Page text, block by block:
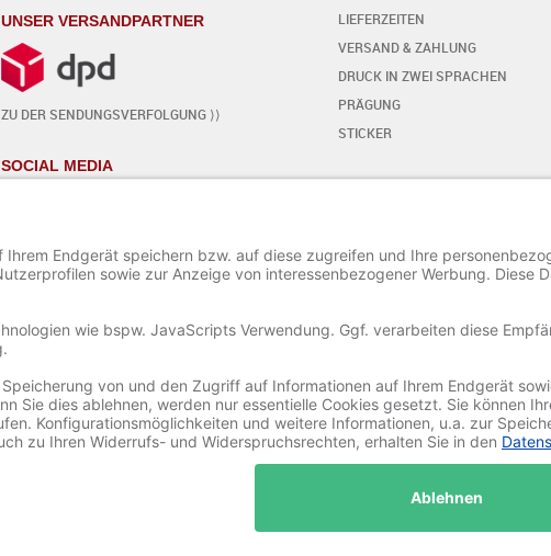
UNSER VERSANDPARTNER
ZU DER SENDUNGSVERFOLGUNG ⟩⟩
SOCIAL MEDIA
LIEFERZEITEN
VERSAND & ZAHLUNG
DRUCK IN ZWEI SPRACHEN
PRÄGUNG
STICKER
TEXT HINZUFÜGEN / BEARBEITEN
ORNAMENTE HINZUFÜGEN
PROJEKT SPEICHERN UND LADEN
© 2020-2025 Ritali Werbung GmbH. All Rights Reserved.